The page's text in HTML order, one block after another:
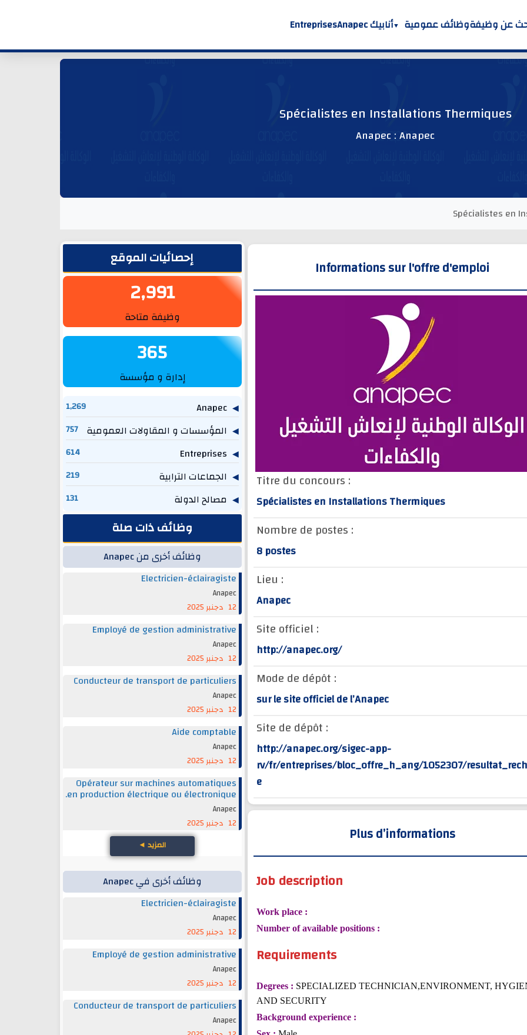
عن وظيفةوظائف عمومية أنابيك Anapec Entreprises
Spécialistes en Installations Thermiques
Anapec : Anapec
Spécialistes en
Informations sur l'offre d'emploi
Titre du concours :
Spécialistes en Installations Thermiques
Nombre de postes :
8 postes
Lieu :
Anapec
Site officiel :
http://anapec.org/
Mode de dépôt :
sur le site officiel de l’Anapec
Site de dépôt :
http://anapec.org/sigec-app-
rv/fr/entreprises/bloc_offre_h_ang/1052307/
e
Plus d’informations
Job description
Work place :
Number of available positions :
Requirements
Degrees : SPECIALIZED TECHNICIAN,ENVIRONMENT,
AND SECURITY
Background experience :
الشريط الجانبيإحصائيات الموقع
2,991
وظيفة متاحة
365
إدارة و مؤسسة
Anapec
1,269
المؤسسات و المقاولات العمومية 757
614
الجماعات الترابية 219
مصالح الدولة 131
وظائف ذات صلة
وظائف أخرى من Anapec
Electricien-éclairagiste
Anapec
12 دجنبر 2025
Employé de gestion administrative
Anapec
12 دجنبر 2025
Conducteur de transport de particuliers
Anapec
12 دجنبر 2025
Aide comptable
Anapec
12 دجنبر 2025
Opérateur sur machines automatiques
en production électrique ou électronique.
Anapec
12 دجنبر 2025
المزيد ◄
وظائف أخرى في Anapec
Electricien-éclairagiste
Anapec
12 دجنبر 2025
Employé de gestion administrative
Anapec
12 دجنبر 2025
Conducteur de transport de particuliers
Anapec